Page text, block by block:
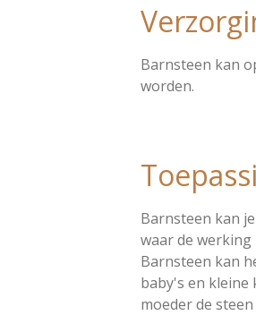
Barnsteen kan
worden.
Barnsteen kan
waar de
Barnsteen kan
baby's en kleine
moeder de